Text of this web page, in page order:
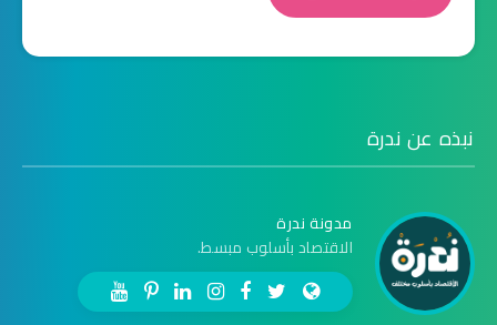
نبذه عن ندرة
مدونة ندرة
الاقتصاد بأسلوب مبسط.